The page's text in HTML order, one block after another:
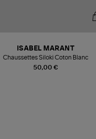
50,00 €
ISABEL MARANT
Chaussettes Siloki Coton Blanc